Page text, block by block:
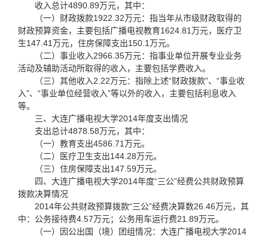
收入总计4890.89万元，其中：
（一）财政拨款1922.32万元：指当年从市级财政取得的
财政预算资金，主要包括广播电视教育1624.81万元，医疗卫
生147.41万元，住房保障支出150.1万元。
（二）事业收入2966.35万元：指事业单位开展专业业务
活动及辅助活动所取得的收入，主要包括学费收入。
（三）其他收入2.22万元：指除上述“财政拨款”、“事业收
入”、“事业单位经营收入”等以外的收入，主要包括利息收入
等。
三、大连广播电视大学2014年度支出情况
支出总计4878.58万元，其中：
（一）教育支出4586.71万元。
（二）医疗卫生支出144.28万元。
（三）住房保障支出147.59万元。
四、大连广播电视大学2014年度“三公”经费公共财政预算
拨款决算情况
2014年公共财政预算拨款“三公”经费决算数26.46万元，其
中：公务接待费4.57万元；公务用车运行费21.89万元。
（一）因公出国（境）团组情况：大连广播电视大学2014